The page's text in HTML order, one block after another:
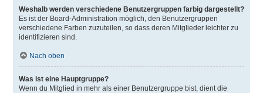
Weshalb werden verschiedene Benutzergruppen farbig dargestellt?
Es ist der Board-Administration möglich, den Benutzergruppen
verschiedene Farben zuzuteilen, so dass deren Mitglieder leichter zu
identifizieren sind.
Nach oben
Was ist eine Hauptgruppe?
Wenn du Mitglied in mehr als einer Benutzergruppe bist, dient die